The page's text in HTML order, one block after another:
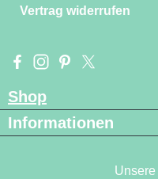
Vertrag widerrufen
Besuche uns auf
Schau auf Instagram
Lass dich auf
Folge uns
Shop
Informationen